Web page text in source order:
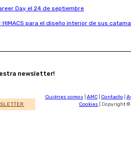
Day el 24 de septiembre
para el diseño interior de sus
newsletter!
Quiénes somos AMC| Contacto
Cookies | Copyright